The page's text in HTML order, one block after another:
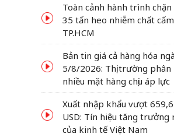
Toàn cảnh hành trình
35 tấn heo nhiễm chất
TP.HCM
Bản tin giá cả hàng hóa
5/8/2026: Thị trường phân
nhiều mặt hàng chịu áp lực
Xuất nhập khẩu vượt
USD: Tín hiệu tăng trưởng
của kinh tế Việt Nam